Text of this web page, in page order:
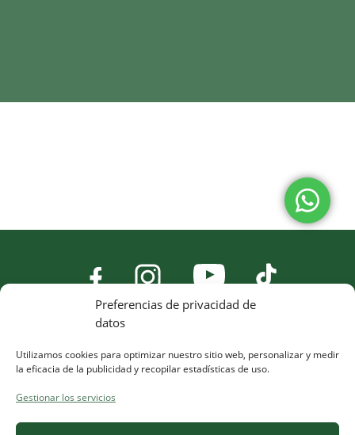
Preferencias de privacidad de
datos
Utilizamos cookies para optimizar nuestro sitio web, personalizar y medir
la eficacia de la publicidad y recopilar estadísticas de uso.
Gestionar los servicios
¿Necesitas ayuda?